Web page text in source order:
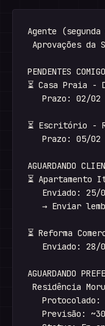
Agente
Aprovações da
PENDENTES
⏳ Casa Praia -
Prazo: 02/02
⏳ Escritório -
Prazo: 05/02
AGUARDANDO
⏳
Enviado: 25/
→ Enviar
⏳ Reforma
Enviado: 28/
AGUARDANDO
Residência
Protocolado:
Previsão: